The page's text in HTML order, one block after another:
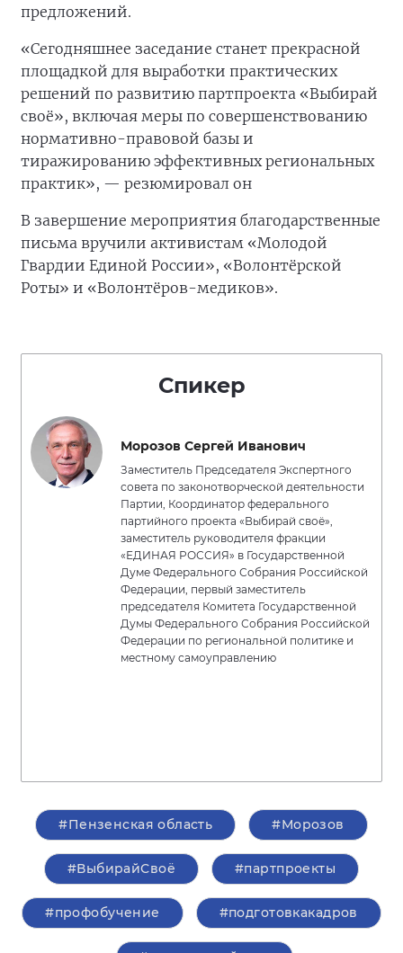
предложений.
«Сегодняшнее заседание станет прекрасной
площадкой для выработки практических
решений по развитию партпроекта «Выбирай
своё», включая меры по совершенствованию
нормативно-правовой базы и
тиражированию эффективных региональных
практик», — резюмировал он
В завершение мероприятия благодарственные
письма вручили активистам «Молодой
Гвардии Единой России», «Волонтёрской
Роты» и «Волонтёров-медиков».
Спикер
Морозов Сергей Иванович
Заместитель Председателя Экспертного
совета по законотворческой деятельности
Партии, Координатор федерального
партийного проекта «Выбирай своё»,
заместитель руководителя фракции
«ЕДИНАЯ РОССИЯ» в Государственной
Думе Федерального Собрания Российской
Федерации, первый заместитель
председателя Комитета Государственной
Думы Федерального Собрания Российской
Федерации по региональной политике и
местному самоуправлению
#Пензенская область #Морозов
#ВыбирайСвоё #партпроекты
#профобучение #подготовкакадров